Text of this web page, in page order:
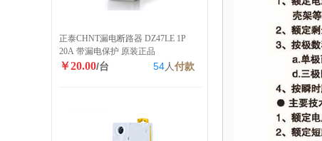
正泰CHNT漏电断路器 DZ47LE 1P
20A 带漏电保护 原装正品
￥20.00/台 54人付款